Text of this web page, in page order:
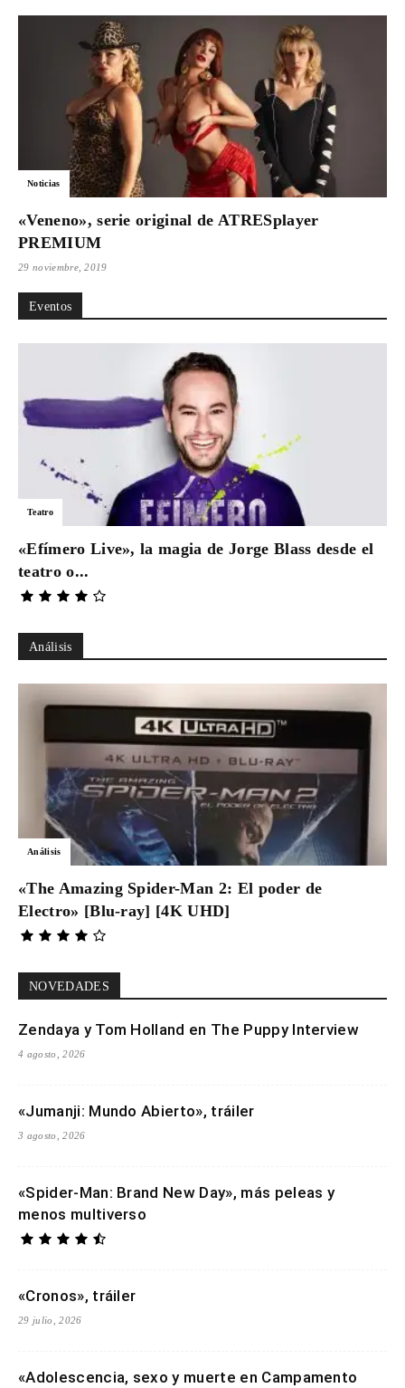
Noticias
«Veneno», serie original de ATRESplayer
PREMIUM
29 noviembre, 2019
Eventos
Teatro
«Efímero Live», la magia de Jorge Blass desde el
teatro o...
Análisis
Análisis
«The Amazing Spider-Man 2: El poder de
Electro» [Blu-ray] [4K UHD]
NOVEDADES
Zendaya y Tom Holland en The Puppy Interview
4 agosto, 2026
«Jumanji: Mundo Abierto», tráiler
3 agosto, 2026
«Spider-Man: Brand New Day», más peleas y
menos multiverso
«Cronos», tráiler
29 julio, 2026
«Adolescencia, sexo y muerte en Campamento